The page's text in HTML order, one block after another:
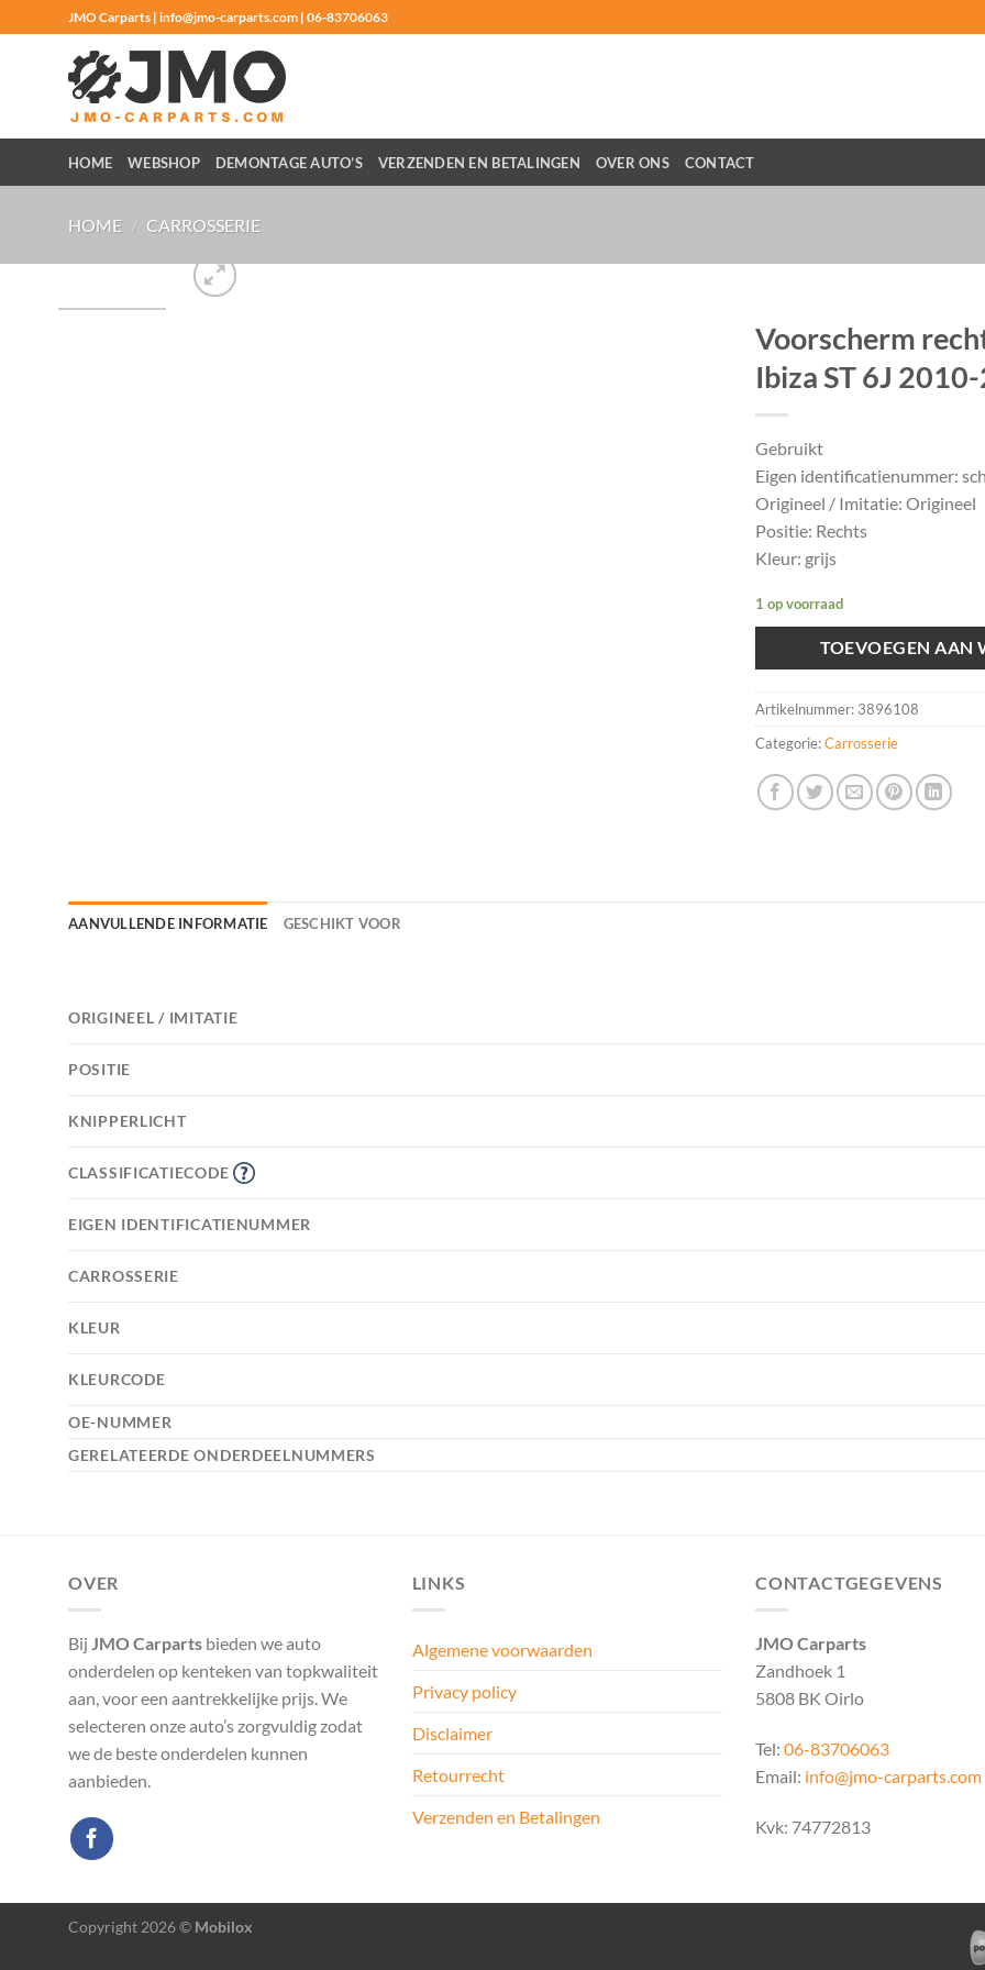
naar
JMO Carparts | info@jmo-carparts.com | 06-83706063
HOME WEBSHOP DEMONTAGE AUTO’S VERZENDEN EN BETALINGEN OVER ONS CONTACT
HOME / CARROSSERIE
Voorscherm
Ibiza ST 6J
Gebruikt
Eigen identificatienummer:
Origineel / Imitatie: Origineel
Positie: Rechts
Kleur: grijs
1 op voorraad
TOEVOEGEN AAN
Artikelnummer: 3896108
Categorie:Carrosserie
AANVULLENDE INFORMATIE GESCHIKT VOOR
ORIGINEEL / IMITATIE
POSITIE
KNIPPERLICHT
CLASSIFICATIECODE
EIGEN IDENTIFICATIENUMMER
CARROSSERIE
KLEUR
KLEURCODE
OE-NUMMER
GERELATEERDE ONDERDEELNUMMERS
OVER
Bij JMO Carparts bieden we auto
onderdelen op kenteken van topkwaliteit
aan, voor een aantrekkelijke prijs. We
selecteren onze auto’s zorgvuldig zodat
we de beste onderdelen kunnen
aanbieden.
LINKS
Algemene voorwaarden
Privacy policy
Disclaimer
Retourrecht
Verzenden en Betalingen
CONTACTGEGEVENS
JMO Carparts
Zandhoek 1
5808 BK Oirlo
Tel: 06-83706063
Email: info@jmo-carparts.com
Kvk: 74772813
Copyright 2026 © Mobilox